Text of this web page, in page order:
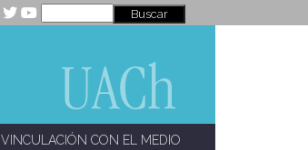
VINCULACIÓN CON EL MEDIO